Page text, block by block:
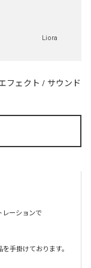
Liora
フェクト / サウンド
レーションで
手掛けております。